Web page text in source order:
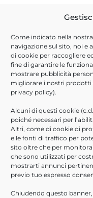
Come indicato nella nostra
navigazione sul sito, noi e
di cookie per raccogliere
fine di garantire le
mostrare pubblicità
migliorare i nostri prodotti
privacy policy).
Alcuni di questi cookie
poiché necessari per
Altri, come di cookie di
e le fonti di traffico per
sito oltre che per
che sono utilizzati per
mostrarti annunci
previo tuo espresso
Chiudendo questo
Gennaio 2022
Dicembre 2021
Ottobre 2021
Settembre 2021
Luglio 2021
Giugno 2021
Aprile 2021
Febbraio 2021
Novembre 2020
Ottobre 2020
Giugno 2020